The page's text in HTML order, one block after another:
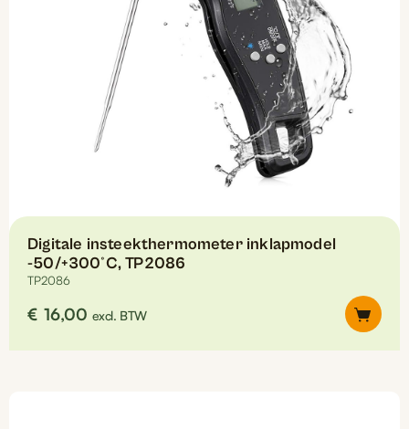
Digitale insteekthermometer inklapmodel
-50/+300°C, TP2086
TP2086
€ 16,00 excl. BTW